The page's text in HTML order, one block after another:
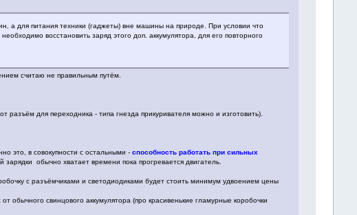
а для питания техники (гаджеты) вне машины на природе. При условии что
восстановить заряд этого доп. аккумулятора, для его повторного
считаю не правильным путём.
разъём для переходника - типа гнезда прикуривателя можно и изготовить).
это, в совокупности с остальными -способность работать при сильных
обычно хватает времени пока прогревается двигатель.
с разъёмчиками и светодиодиками будет стоить минимум удвоением цены
обычного свинцового аккумулятора (про красивенькие гламурные коробочки